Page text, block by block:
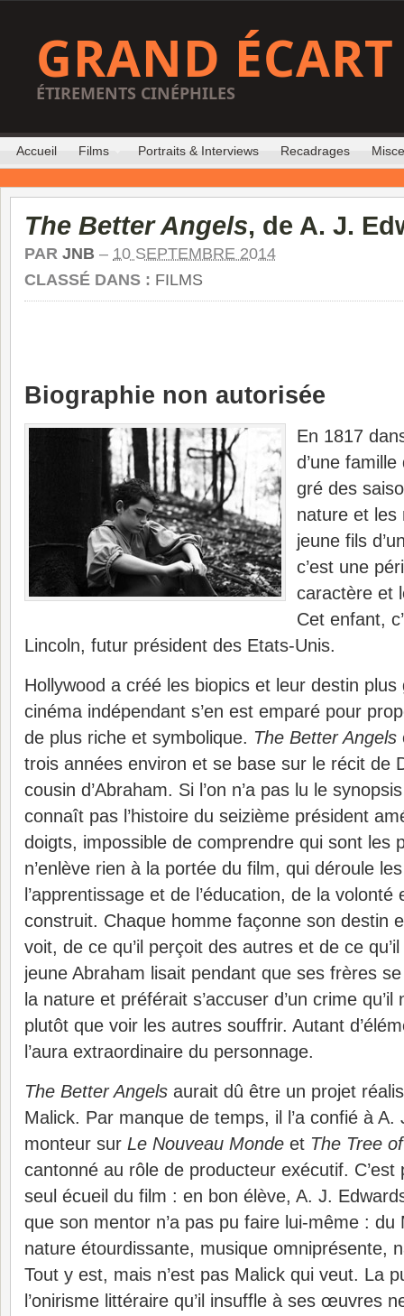
GRAND ÉCART
ÉTIREMENTS CINÉPHILES
Accueil Films Portraits & Interviews Recadrages
The Better Angels, de A. J.
PAR JNB – 10 SEPTEMBRE 2014
CLASSÉ DANS : FILMS
Biographie non autorisée
En 1817
d’une
gré des
nature et les
jeune fils
c’est une
caractère et
Cet enfant,
Lincoln, futur président des Etats-Unis.
Hollywood a créé les biopics et leur destin
cinéma indépendant s’en est emparé pour
de plus riche et symbolique. The Better Angels
trois années environ et se base sur le récit de
cousin d’Abraham. Si l’on n’a pas lu le
connaît pas l’histoire du seizième président
doigts, impossible de comprendre qui sont les
n’enlève rien à la portée du film, qui déroule
l’apprentissage et de l’éducation, de la
construit. Chaque homme façonne son destin
voit, de ce qu’il perçoit des autres et de ce
jeune Abraham lisait pendant que ses frères
la nature et préférait s’accuser d’un crime qu’il
plutôt que voir les autres souffrir. Autant
l’aura extraordinaire du personnage.
The Better Angels aurait dû être un projet
Malick. Par manque de temps, il l’a confié à A.
monteur sur Le Nouveau Monde et The Tree
cantonné au rôle de producteur exécutif.
seul écueil du film : en bon élève, A. J.
que son mentor n’a pas pu faire lui-même :
nature étourdissante, musique omniprésente,
Tout y est, mais n’est pas Malick qui veut. La
l’onirisme littéraire qu’il insuffle à ses œuvres